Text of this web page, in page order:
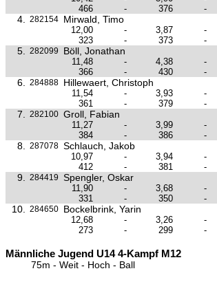
466
- 376 -
4. 282154 Mirwald, Timo
12,00 - 3,87 -
323
- 373 -
5. 282099 Böll, Jonathan
11,48 - 4,38 -
366
- 430 -
6. 284888 Hillewaert, Christoph
11,54 - 3,93 -
361
- 379 -
7. 282100 Groll, Fabian
11,27 - 3,99 -
384
- 386 -
8. 287078 Schlauch, Jakob
10,97 - 3,94 -
412
- 381 -
9. 284419 Spengler, Oskar
11,90 - 3,68 -
331
- 350 -
10. 284650 Bockelbrink, Yarin
12,68 - 3,26 -
273
- 299 -
Männliche Jugend U14 4-Kampf M12
75m - Weit - Hoch - Ball